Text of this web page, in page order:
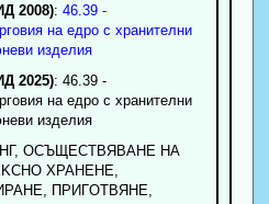
2008): 46.39 -
на едро с хранителни
изделия
2025): 46.39 -
на едро с хранителни
изделия
OCЪЩECTBЯBAHE HA
XPAHEHE,
ПPИГOTBЯHE,